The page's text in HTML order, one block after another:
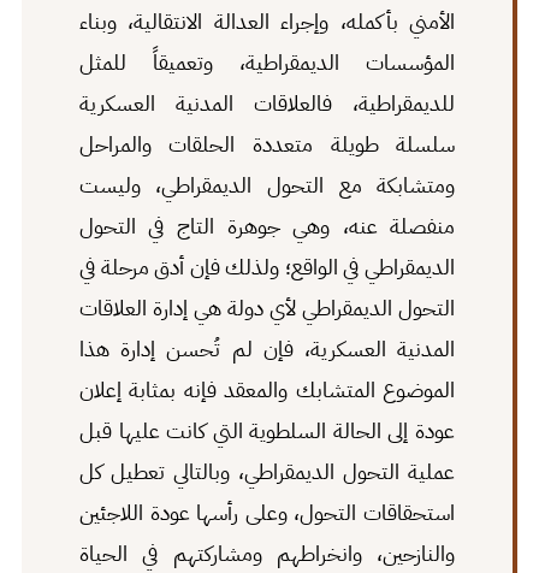
الأمني بأكمله، وإجراء العدالة الانتقالية، وبناء
المؤسسات الديمقراطية، وتعميقاً للمثل
للديمقراطية، فالعلاقات المدنية العسكرية
سلسلة طويلة متعددة الحلقات والمراحل
ومتشابكة مع التحول الديمقراطي، وليست
منفصلة عنه، وهي جوهرة التاج في التحول
الديمقراطي في الواقع؛ ولذلك فإن أدق مرحلة في
التحول الديمقراطي لأي دولة هي إدارة العلاقات
المدنية العسكرية، فإن لم تُحسن إدارة هذا
الموضوع المتشابك والمعقد فإنه بمثابة إعلان
عودة إلى الحالة السلطوية التي كانت عليها قبل
عملية التحول الديمقراطي، وبالتالي تعطيل كل
استحقاقات التحول، وعلى رأسها عودة اللاجئين
والنازحين، وانخراطهم ومشاركتهم في الحياة